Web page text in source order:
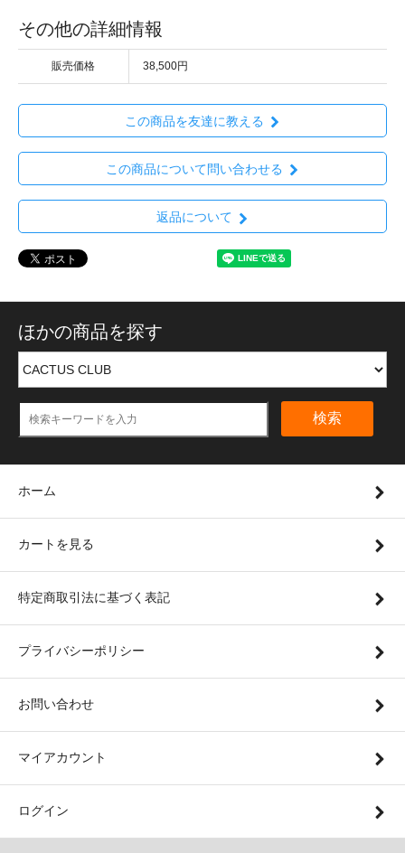
その他の詳細情報
販売価格 38,500円
この商品を友達に教える
この商品について問い合わせる
返品について
ほかの商品を探す
検索
ホーム
カートを見る
特定商取引法に基づく表記
プライバシーポリシー
お問い合わせ
マイアカウント
ログイン